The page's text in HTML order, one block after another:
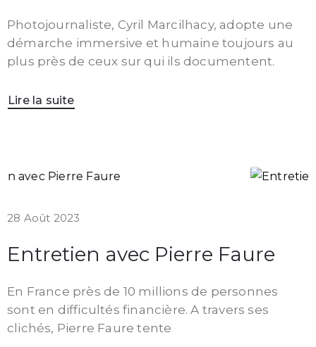
Photojournaliste, Cyril Marcilhacy, adopte une
démarche immersive et humaine toujours au
plus près de ceux sur qui ils documentent.
Lire la suite
28 Août 2023
Entretien avec Pierre Faure
En France près de 10 millions de personnes
sont en difficultés financière. A travers ses
clichés, Pierre Faure tente